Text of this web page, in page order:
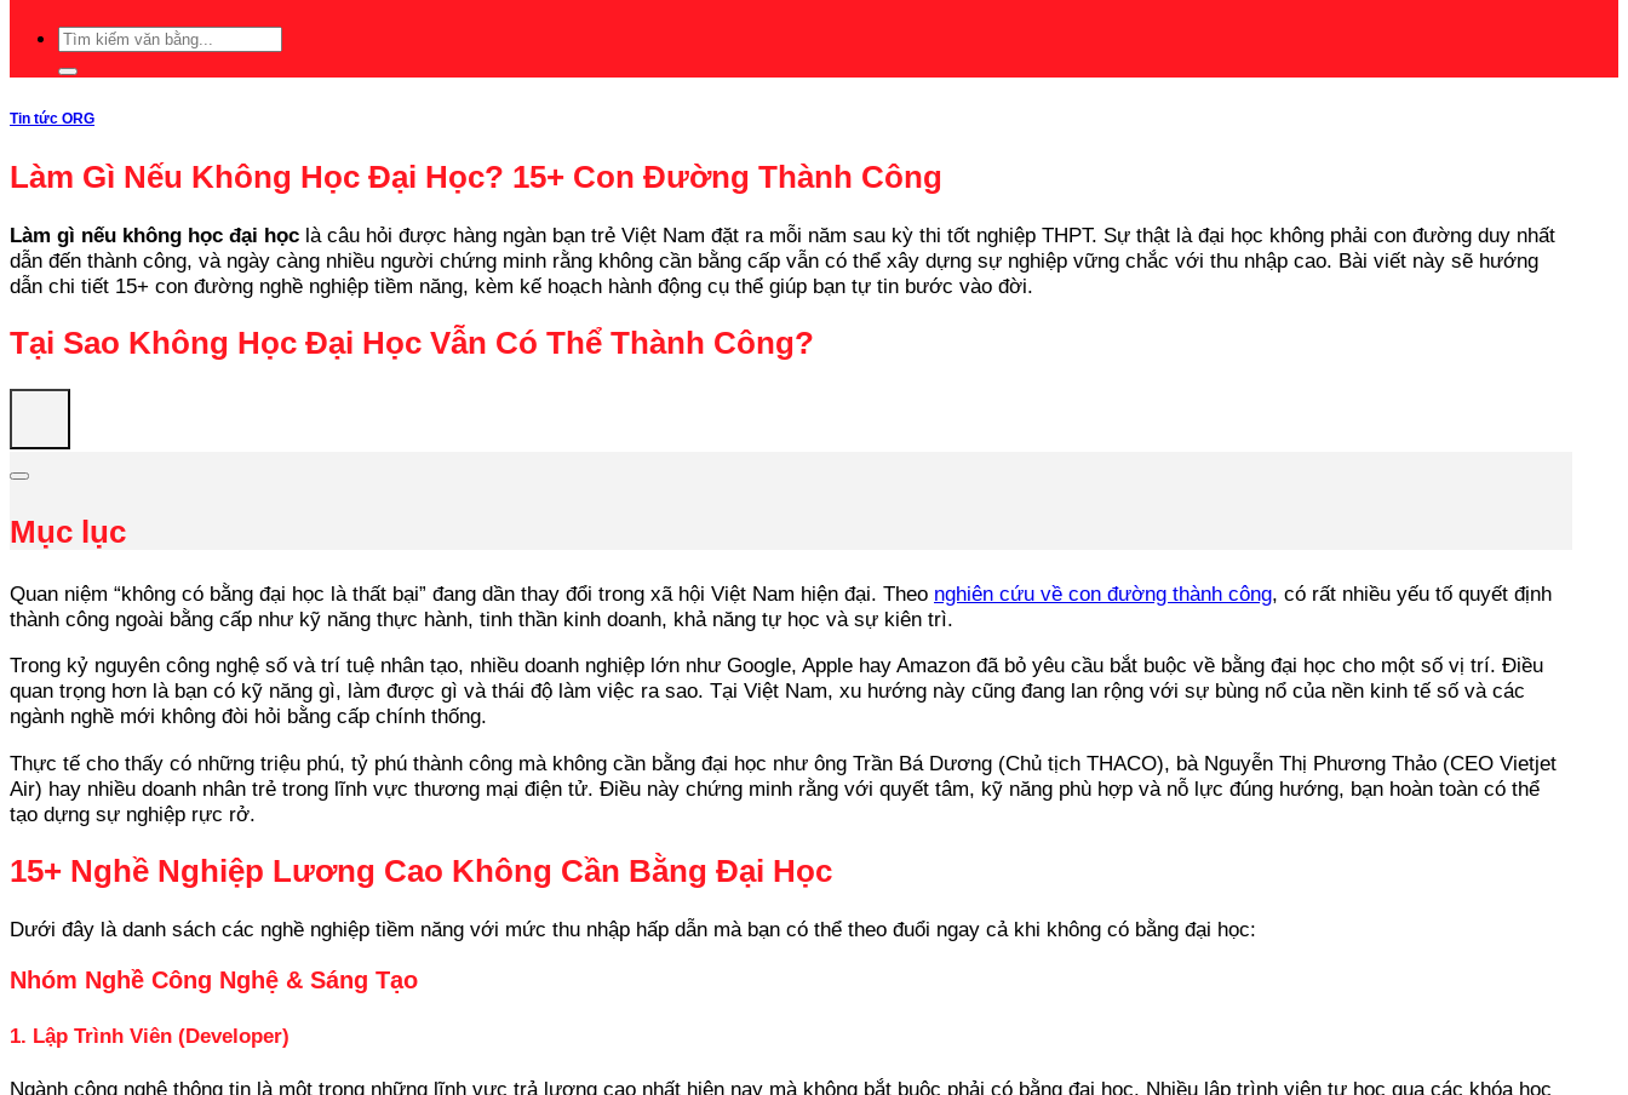
Tin tức ORG
Làm Gì Nếu Không Học Đại Học? 15+ Con Đường Thành Công
Làm gì nếu không học đại học là câu hỏi được hàng ngàn bạn trẻ Việt Nam đặt ra mỗi năm sau kỳ thi tốt nghiệp THPT. Sự thật là đại học không phải con đường duy nhất
dẫn đến thành công, và ngày càng nhiều người chứng minh rằng không cần bằng cấp vẫn có thể xây dựng sự nghiệp vững chắc với thu nhập cao. Bài viết này sẽ hướng
dẫn chi tiết 15+ con đường nghề nghiệp tiềm năng, kèm kế hoạch hành động cụ thể giúp bạn tự tin bước vào đời.
Tại Sao Không Học Đại Học Vẫn Có Thể Thành Công?
Mục lục
Quan niệm “không có bằng đại học là thất bại” đang dần thay đổi trong xã hội Việt Nam hiện đại. Theo nghiên cứu về con đường thành công, có rất nhiều yếu tố quyết định
thành công ngoài bằng cấp như kỹ năng thực hành, tinh thần kinh doanh, khả năng tự học và sự kiên trì.
Trong kỷ nguyên công nghệ số và trí tuệ nhân tạo, nhiều doanh nghiệp lớn như Google, Apple hay Amazon đã bỏ yêu cầu bắt buộc về bằng đại học cho một số vị trí. Điều
quan trọng hơn là bạn có kỹ năng gì, làm được gì và thái độ làm việc ra sao. Tại Việt Nam, xu hướng này cũng đang lan rộng với sự bùng nổ của nền kinh tế số và các
ngành nghề mới không đòi hỏi bằng cấp chính thống.
Thực tế cho thấy có những triệu phú, tỷ phú thành công mà không cần bằng đại học như ông Trần Bá Dương (Chủ tịch THACO), bà Nguyễn Thị Phương Thảo (CEO Vietjet
Air) hay nhiều doanh nhân trẻ trong lĩnh vực thương mại điện tử. Điều này chứng minh rằng với quyết tâm, kỹ năng phù hợp và nỗ lực đúng hướng, bạn hoàn toàn có thể
tạo dựng sự nghiệp rực rở.
15+ Nghề Nghiệp Lương Cao Không Cần Bằng Đại Học
Dưới đây là danh sách các nghề nghiệp tiềm năng với mức thu nhập hấp dẫn mà bạn có thể theo đuổi ngay cả khi không có bằng đại học:
Nhóm Nghề Công Nghệ & Sáng Tạo
1. Lập Trình Viên (Developer)
Ngành công nghệ thông tin là một trong những lĩnh vực trả lương cao nhất hiện nay mà không bắt buộc phải có bằng đại học. Nhiều lập trình viên tự học qua các khóa học